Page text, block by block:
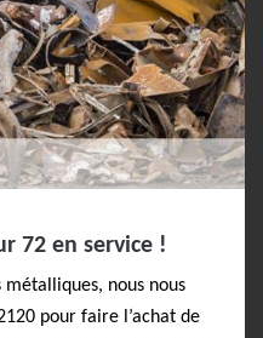
72 en service !
métalliques, nous nous
pour faire l’achat de